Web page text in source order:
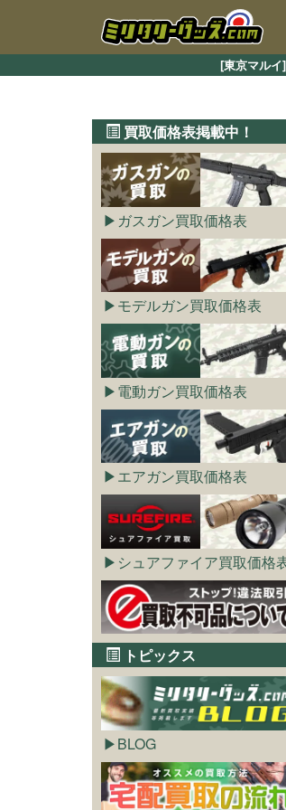
[東京マル
買取価格表掲載中！
ガスガン買取価格表
モデルガン買取価格表
電動ガン買取価格表
エアガン買取価格表
シュアファイア買取価格
トピックス
BLOG